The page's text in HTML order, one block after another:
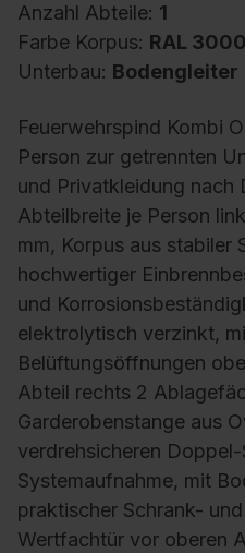
Anzahl Abteile: 1
Farbe Korpus: RAL
Unterbau: Bodengleiter
Feuerwehrspind Kombi
Person zur getrennten
und Privatkleidung nach
Abteilbreite je Person
mm, Korpus aus stabiler
hochwertiger
und
elektrolytisch verzinkt,
Belüftungsöffnungen
Abteil rechts 2
Garderobenstange aus
verdrehsicheren
Systemaufnahme, mit
praktischer Schrank-
Wertfachtür vor oberen